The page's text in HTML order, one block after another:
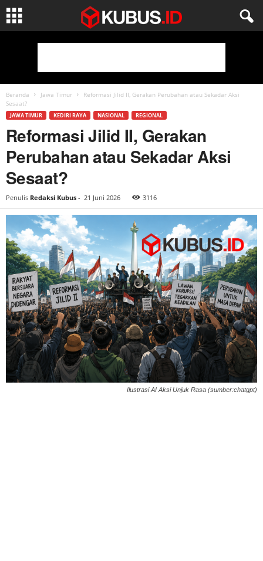
Beranda Jawa Timur
Reformasi Jilid II, Gerakan Perubahan atau Sekadar Aksi
Sesaat?
JAWA TIMUR KEDIRI RAYA NASIONAL REGIONAL
Reformasi Jilid II, Gerakan
Perubahan atau Sekadar Aksi
Sesaat?
Penulis Redaksi Kubus - 21 Juni 2026 3116
Ilustrasi AI Aksi Unjuk Rasa (sumber:chatgpt)